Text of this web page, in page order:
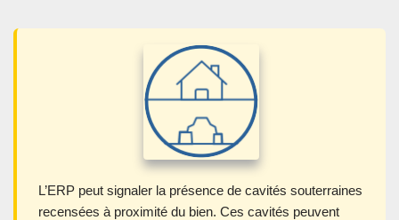
L’ERP peut signaler la présence de cavités souterraines
recensées à proximité du bien. Ces cavités peuvent